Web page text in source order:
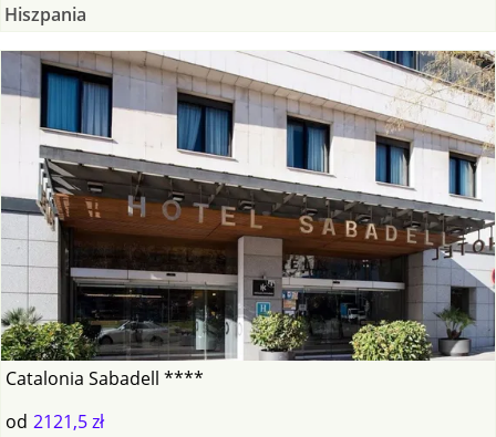
Hiszpania
Catalonia Sabadell ****
od 2121,5 zł